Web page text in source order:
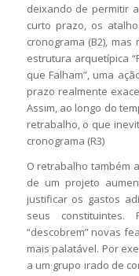
deixando de permitir
curto prazo, os
cronograma (B2),
estrutura arquetípica
que Falham”, uma
prazo realmente
Assim, ao longo do
retrabalho, o que
cronograma (R3)
O retrabalho também
de um projeto
justificar os gastos
seus
“descobrem” novas
mais palatável. Por
a um grupo irado de